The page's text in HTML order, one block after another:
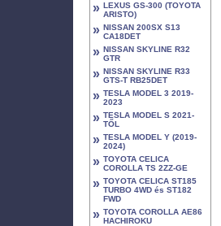
» LEXUS GS-300 (TOYOTA
ARISTO)
» NISSAN 200SX S13
CA18DET
» NISSAN SKYLINE R32
GTR
» NISSAN SKYLINE R33
GTS-T RB25DET
» TESLA MODEL 3 2019-
2023
» TESLA MODEL S 2021-
TŐL
» TESLA MODEL Y (2019-
2024)
» TOYOTA CELICA
COROLLA TS 2ZZ-GE
» TOYOTA CELICA ST185
TURBO 4WD és ST182
FWD
» TOYOTA COROLLA AE86
HACHIROKU